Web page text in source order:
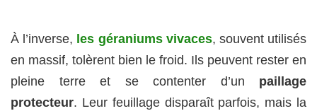
À l’inverse, les géraniums vivaces, souvent utilisés
en massif, tolèrent bien le froid. Ils peuvent rester en
pleine terre et se contenter d’un paillage
protecteur. Leur feuillage disparaît parfois, mais la